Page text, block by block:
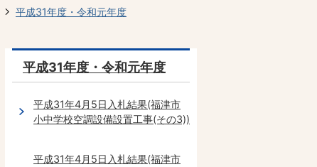
平成31年度・令和元年度
平成31年度・令和元年度
平成31年4月5日入札結果(福津市
小中学校空調設備設置工事(その3))
平成31年4月5日入札結果(福津市